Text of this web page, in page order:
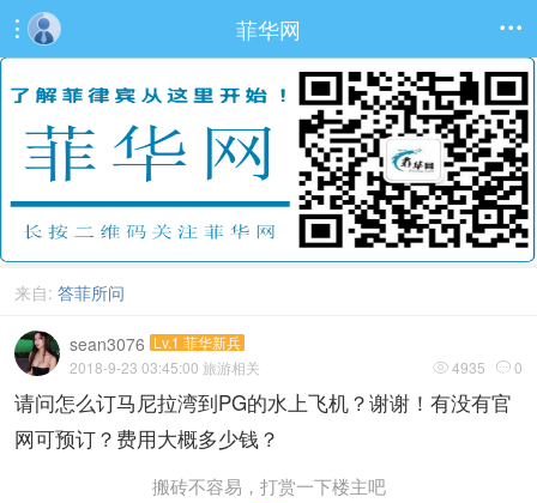
 菲华网 
来自: 答菲所问
sean3076 Lv.1 菲华新兵
 4935  0
2018-9-23 03:45:00 旅游相关
请问怎么订马尼拉湾到PG的水上飞机？谢谢！有没有官
网可预订？费用大概多少钱？
搬砖不容易，打赏一下楼主吧